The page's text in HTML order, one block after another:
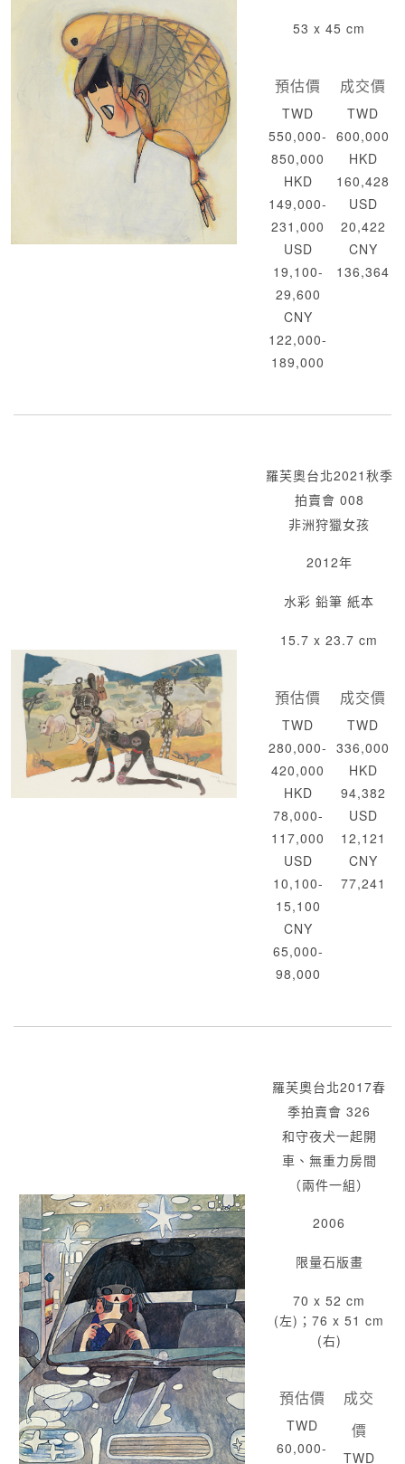
53 x 45 cm
預估價
TWD
550,000-
850,000
HKD
149,000-
231,000
USD
19,100-
29,600
CNY
122,000-
189,000
成交價
TWD
600,000
HKD
160,428
USD
20,422
CNY
136,364
羅芙奧台北2021秋季
拍賣會 008
非洲狩獵女孩
2012年
水彩 鉛筆 紙本
15.7 x 23.7 cm
預估價
TWD
280,000-
420,000
HKD
78,000-
117,000
USD
10,100-
15,100
CNY
65,000-
98,000
成交價
TWD
336,000
HKD
94,382
USD
12,121
CNY
77,241
羅芙奧台北2017春
季拍賣會 326
和守夜犬一起開
車、無重力房間
（兩件一組）
2006
限量石版畫
70 x 52 cm
(左)；76 x 51 cm
(右)
預估價
TWD
60,000-
成交
價
TWD